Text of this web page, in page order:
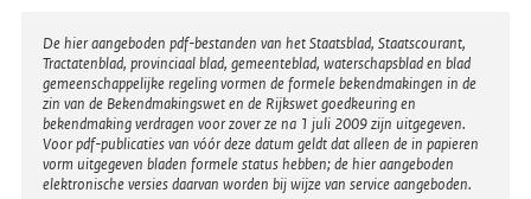
Disclaimer
De hier aangeboden pdf-bestanden van het Staatsblad, Staatscourant,
Tractatenblad, provinciaal blad, gemeenteblad, waterschapsblad en blad
gemeenschappelijke regeling vormen de formele bekendmakingen in de
zin van de Bekendmakingswet en de Rijkswet goedkeuring en
bekendmaking verdragen voor zover ze na 1 juli 2009 zijn uitgegeven.
Voor pdf-publicaties van vóór deze datum geldt dat alleen de in papieren
vorm uitgegeven bladen formele status hebben; de hier aangeboden
elektronische versies daarvan worden bij wijze van service aangeboden.